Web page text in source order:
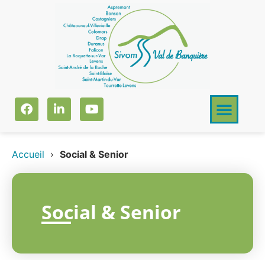
Accueil › Social & Senior
Social & Senior